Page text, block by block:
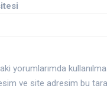
yorumlarımda
ve site adresim bu